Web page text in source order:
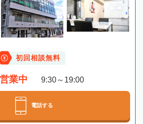
初回相談無料
業中 9:30～19:00
電話する